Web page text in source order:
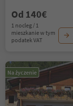
Od 140€
1 nocleg / 1
mieszkanie w tym
podatek VAT
Na życzenie